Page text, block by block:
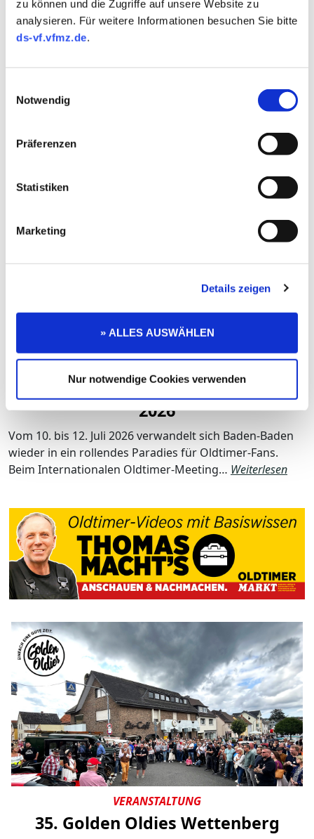
zu können und die Zugriffe auf unsere Website zu
analysieren. Für weitere Informationen besuchen Sie bitte
ds-vf.vfmz.de.
Notwendig
Präferenzen
Statistiken
Marketing
Details zeigen
» ALLES AUSWÄHLEN
Nur notwendige Cookies verwenden
EUROPA IST GEGANGEN, CHINA STEIGT EIN: ES GIBT
Das russische Auto-Comeback
Kapitalismus aus dem Lehrbuch: Der chinesische Geely-
Konzern, zu dem unter anderem Volvo, London Taxi, die
Weiterlesen
Oldtimer-Meeting Baden-Baden
2026
Vom 10. bis 12. Juli 2026 verwandelt sich Baden-Baden
wieder in ein rollendes Paradies für Oldtimer-Fans.
Beim Internationalen Oldtimer-Meeting… Weiterlesen
VERANSTALTUNG
35. Golden Oldies Wettenberg